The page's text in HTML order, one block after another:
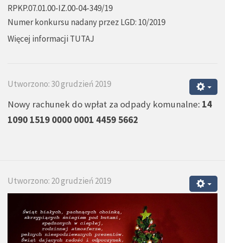
RPKP.07.01.00-IZ.00-04-349/19
Numer konkursu nadany przez LGD: 10/2019
Więcej informacji TUTAJ
Utworzono: 30 grudzień 2019
Nowy rachunek do wpłat za odpady komunalne: 14
1090 1519 0000 0001 4459 5662
Utworzono: 20 grudzień 2019